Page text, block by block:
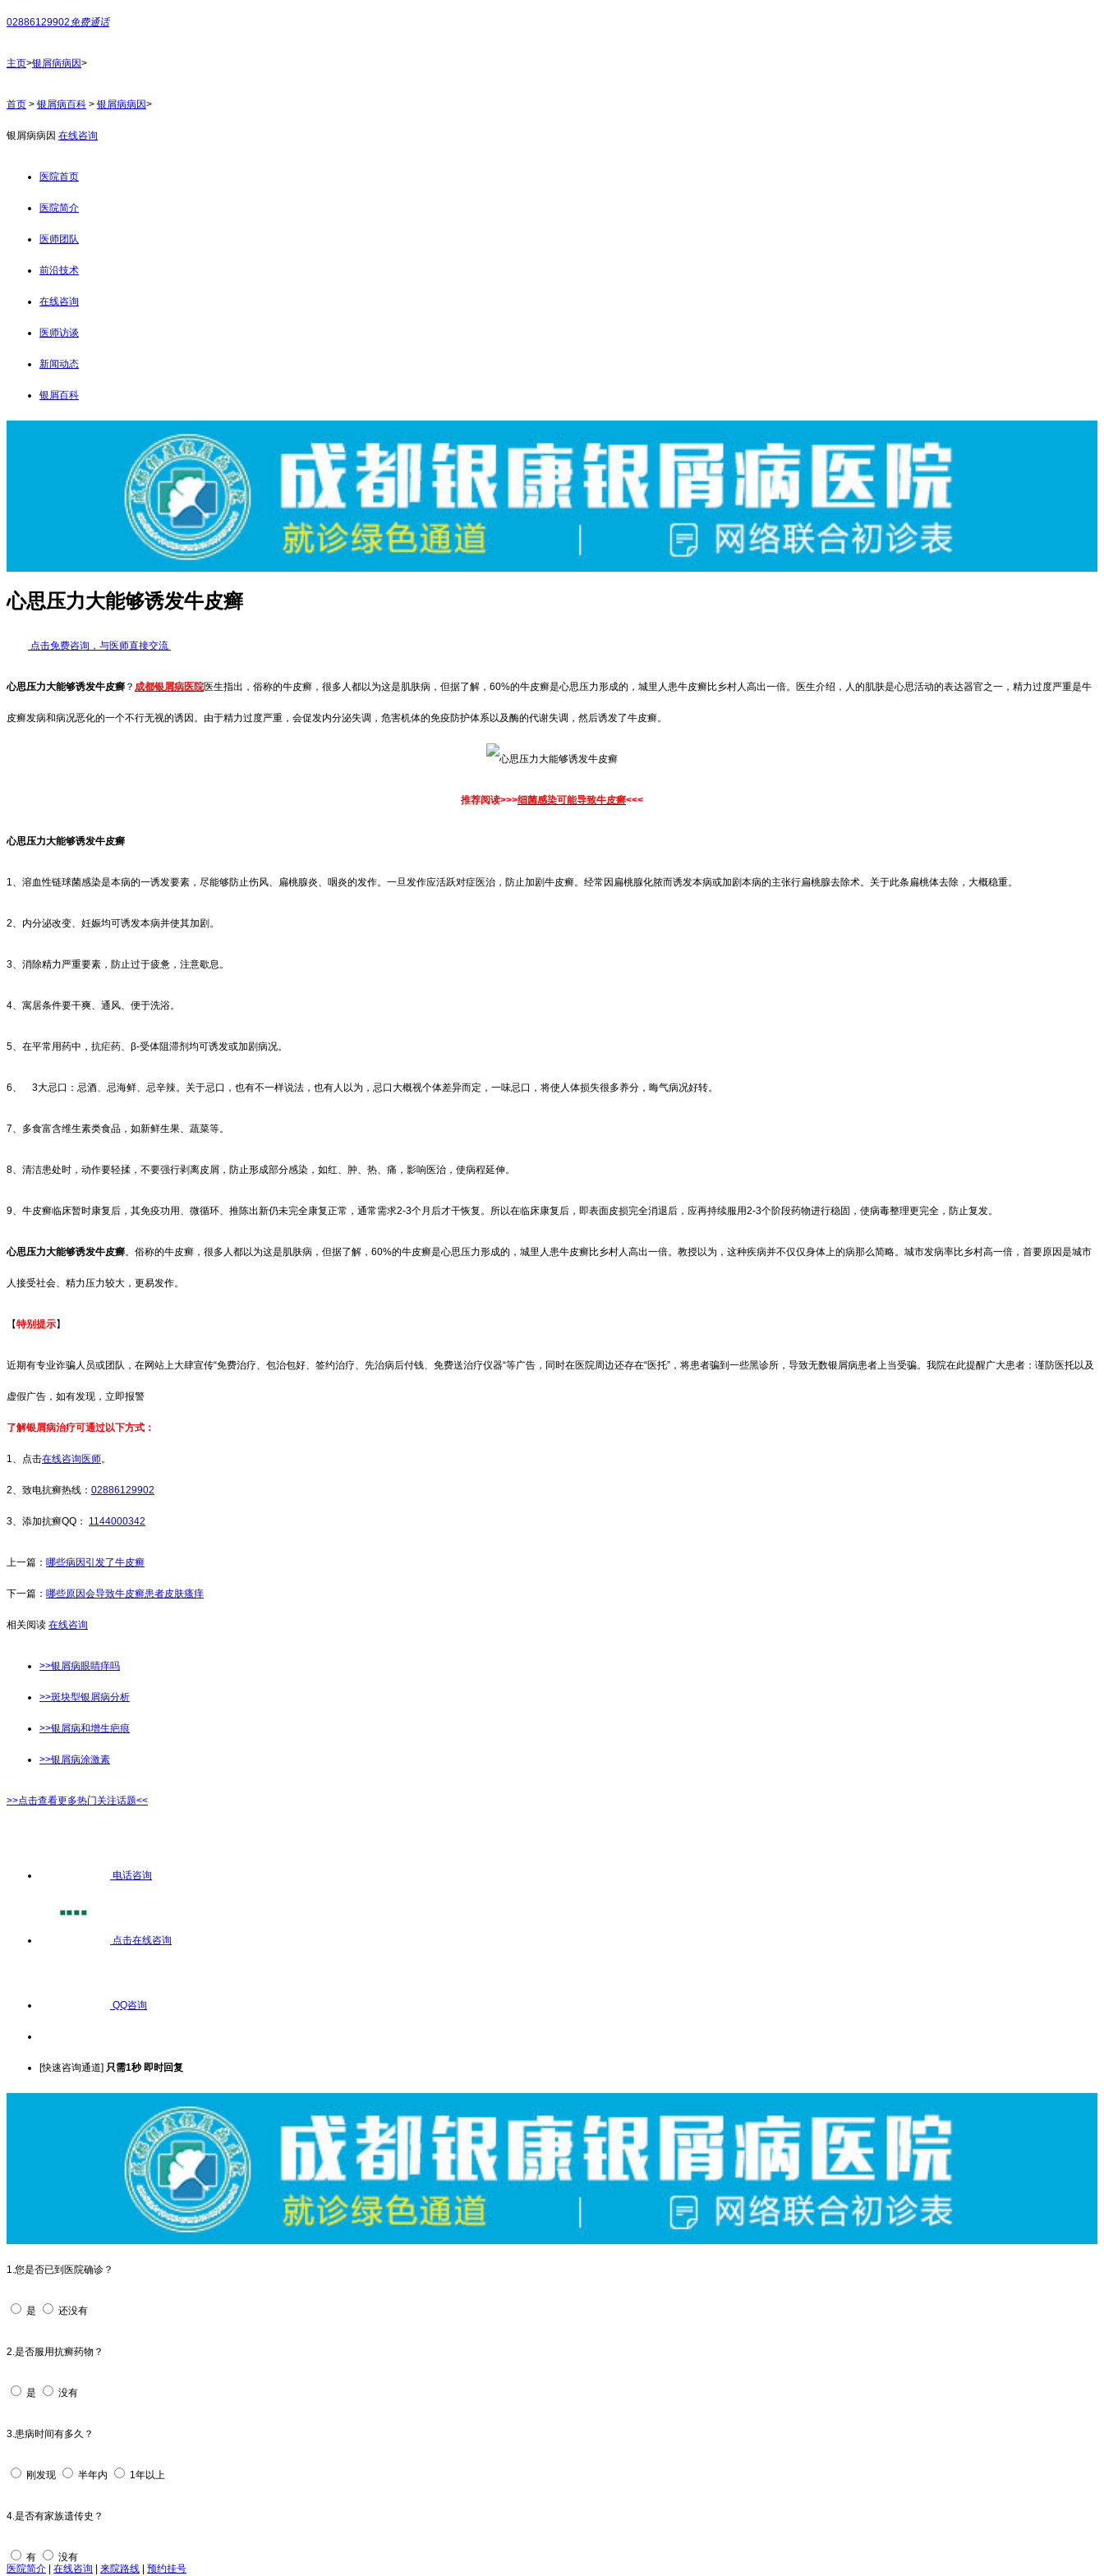
02886129902 免费通话
主页>银屑病病因>
首页 > 银屑病百科 > 银屑病病因>
银屑病病因 在线咨询
医院首页
医院简介
医师团队
前沿技术
在线咨询
医师访谈
新闻动态
银屑百科
心思压力大能够诱发牛皮癣
点击免费咨询，与医师直接交流
心思压力大能够诱发牛皮癣 ？ 成都银屑病医院医生指出，俗称的牛皮癣，很多人都以为这是肌肤病，但据了解，60%的牛皮癣是心思压力形成的，城里人患牛皮癣比乡村人高出一倍。医生介绍，人的肌肤是心思活动的表达器官之一，精力过度严重是牛
皮癣发病和病况恶化的一个不行无视的诱因。由于精力过度严重，会促发内分泌失调，危害机体的免疫防护体系以及酶的代谢失调，然后诱发了牛皮癣。
推荐阅读>>>细菌感染可能导致牛皮癣<<<
心思压力大能够诱发牛皮癣
1、溶血性链球菌感染是本病的一诱发要素，尽能够防止伤风、扁桃腺炎、咽炎的发作。一旦发作应活跃对症医治，防止加剧牛皮癣。经常因扁桃腺化脓而诱发本病或加剧本病的主张行扁桃腺去除术。关于此条扁桃体去除，大概稳重。
2、内分泌改变、妊娠均可诱发本病并使其加剧。
3、消除精力严重要素，防止过于疲惫，注意歇息。
4、寓居条件要干爽、通风、便于洗浴。
5、在平常用药中，抗疟药、β-受体阻滞剂均可诱发或加剧病况。
6、 3大忌口：忌酒、忌海鲜、忌辛辣。关于忌口，也有不一样说法，也有人以为，忌口大概视个体差异而定，一味忌口，将使人体损失很多养分，晦气病况好转。
7、多食富含维生素类食品，如新鲜生果、蔬菜等。
8、清洁患处时，动作要轻揉，不要强行剥离皮屑，防止形成部分感染，如红、肿、热、痛，影响医治，使病程延伸。
9、牛皮癣临床暂时康复后，其免疫功用、微循环、推陈出新仍未完全康复正常，通常需求2-3个月后才干恢复。所以在临床康复后，即表面皮损完全消退后，应再持续服用2-3个阶段药物进行稳固，使病毒整理更完全，防止复发。
心思压力大能够诱发牛皮癣。俗称的牛皮癣，很多人都以为这是肌肤病，但据了解，60%的牛皮癣是心思压力形成的，城里人患牛皮癣比乡村人高出一倍。教授以为，这种疾病并不仅仅身体上的病那么简略。城市发病率比乡村高一倍，首要原因是城市
人接受社会、精力压力较大，更易发作。
【特别提示】
近期有专业诈骗人员或团队，在网站上大肆宣传“免费治疗、包治包好、签约治疗、先治病后付钱、免费送治疗仪器“等广告，同时在医院周边还存在“医托”，将患者骗到一些黑诊所，导致无数银屑病患者上当受骗。我院在此提醒广大患者：谨防医托以及
虚假广告，如有发现，立即报警
了解银屑病治疗可通过以下方式：
1、点击在线咨询医师。
2、致电抗癣热线： 02886129902
3、添加抗癣QQ： 1144000342
上一篇： 哪些病因引发了牛皮癣
下一篇： 哪些原因会导致牛皮癣患者皮肤瘙痒
相关阅读 在线咨询
>>银屑病眼睛痒吗
>>斑块型银屑病分析
>>银屑病和增生疤痕
>>银屑病涂激素
>>点击查看更多热门关注话题<<
电话咨询
点击在线咨询
QQ咨询
[快速咨询通道] 只需1秒 即时回复
1.您是否已到医院确诊？
是 还没有
2.是否服用抗癣药物？
是 没有
3.患病时间有多久？
刚发现 半年内 1年以上
4.是否有家族遗传史？
有
没有
医院简介 | 在线咨询 | 来院路线 | 预约挂号